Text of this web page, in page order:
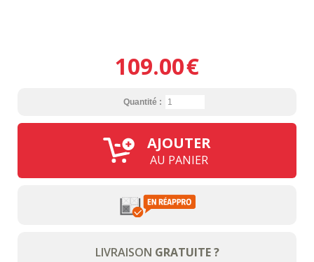
109.00€
Quantité :
AJOUTER
AU PANIER
LIVRAISON GRATUITE ?